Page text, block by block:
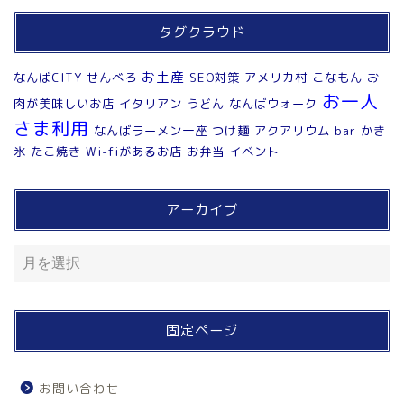
タグクラウド
なんばCITY せんべろ お土産 SEO対策 アメリカ村 こなもん お
肉が美味しいお店 イタリアン うどん なんばウォーク お一人
さま利用 なんばラーメン一座 つけ麺 アクアリウム bar かき
氷 たこ焼き Wi-fiがあるお店 お弁当 イベント
アーカイブ
固定ページ
お問い合わせ